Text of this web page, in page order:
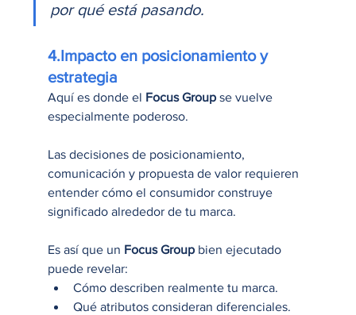
por qué está pasando.
4.Impacto en posicionamiento y
estrategia
Aquí es donde el Focus Group se vuelve
especialmente poderoso.
Las decisiones de posicionamiento,
comunicación y propuesta de valor requieren
entender cómo el consumidor construye
significado alrededor de tu marca.
Es así que un Focus Group bien ejecutado
puede revelar:
Cómo describen realmente tu marca.
Qué atributos consideran diferenciales.